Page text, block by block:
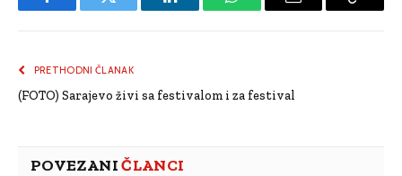
FacebookTwitter LinkedInWhatsAppEmail
Copy
PRETHODNI ČLANAK
(FOTO) Sarajevo živi sa festivalom i za festival
POVEZANIČLANCI